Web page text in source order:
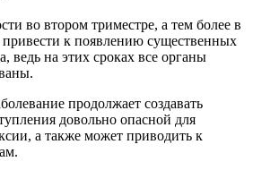
во втором триместре, а тем более в
к появлению существенных
ведь на этих сроках все органы
продолжает создавать
довольно опасной для
а также может приводить к